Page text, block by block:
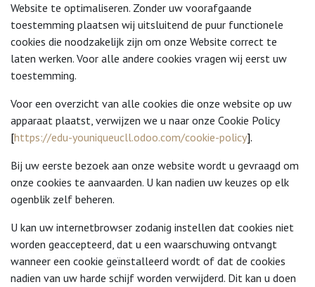
Website te optimaliseren. Zonder uw voorafgaande
toestemming plaatsen wij uitsluitend de puur functionele
cookies die noodzakelijk zijn om onze Website correct te
laten werken. Voor alle andere cookies vragen wij eerst uw
toestemming.
Voor een overzicht van alle cookies die onze website op uw
apparaat plaatst, verwijzen we u naar onze Cookie Policy
[https://edu-youniqueucll.odoo.com/cookie-policy].
Bij uw eerste bezoek aan onze website wordt u gevraagd om
onze cookies te aanvaarden. U kan nadien uw keuzes op elk
ogenblik zelf beheren.
U kan uw internetbrowser zodanig instellen dat cookies niet
worden geaccepteerd, dat u een waarschuwing ontvangt
wanneer een cookie geïnstalleerd wordt of dat de cookies
nadien van uw harde schijf worden verwijderd. Dit kan u doen